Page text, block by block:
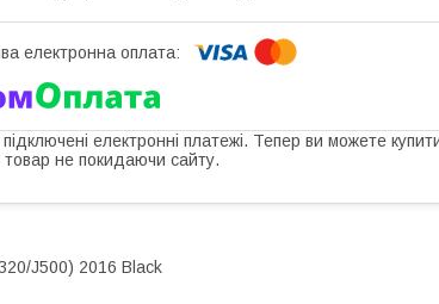
підключені електронні платежі. Тепер ви можете
не покидаючи сайту.
J500) 2016 Black